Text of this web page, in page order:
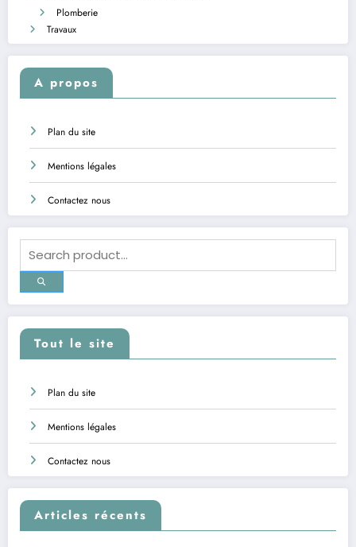
Plomberie
Travaux
A propos
Plan du site
Mentions légales
Contactez nous
Tout le site
Plan du site
Mentions légales
Contactez nous
Articles récents